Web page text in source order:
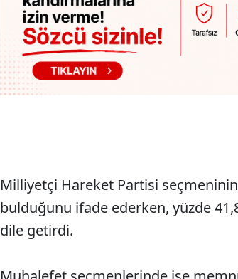
Milliyetçi Hareket Partisi
bulduğunu ifade ederken, yüzde
dile getirdi.